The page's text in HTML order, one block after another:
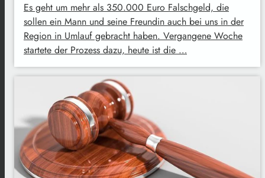
Es geht um mehr als 350.000 Euro Falschgeld, die
sollen ein Mann und seine Freundin auch bei uns in der
Region in Umlauf gebracht haben. Vergangene Woche
startete der Prozess dazu, heute ist die …